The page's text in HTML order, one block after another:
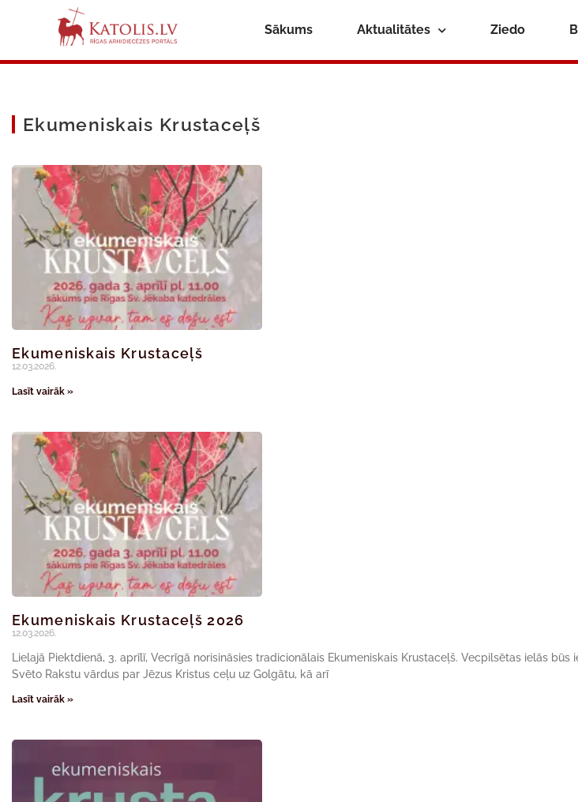
Sākums Aktualitātes Ziedo
Ekumeniskais Krustaceļš
Ekumeniskais Krustaceļš
12.03.2026.
Lasīt vairāk »
Ekumeniskais Krustaceļš 2026
12.03.2026.
Lielajā Piektdienā, 3. aprīlī, Vecrīgā norisināsies tradicionālais Ekumeniskais Krustaceļš. Vecpilsētas ielās būs
Svēto Rakstu vārdus par Jēzus Kristus ceļu uz Golgātu, kā arī
Lasīt vairāk »